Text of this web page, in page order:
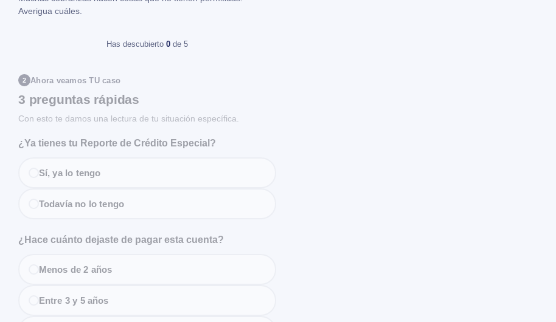
Averigua cuáles.
Has descubierto 0 de 5
2 Ahora veamos TU caso
3 preguntas rápidas
Con esto te damos una lectura de tu situación específica.
¿Ya tienes tu Reporte de Crédito Especial?
Sí, ya lo tengo
Todavía no lo tengo
¿Hace cuánto dejaste de pagar esta cuenta?
Menos de 2 años
Entre 3 y 5 años